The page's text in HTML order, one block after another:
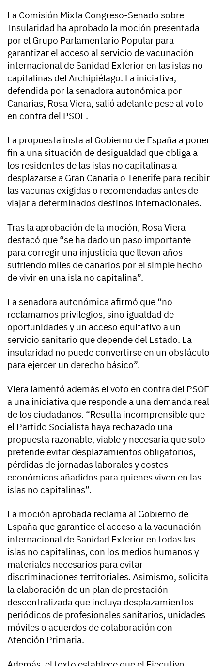
La Comisión Mixta Congreso-Senado sobre
Insularidad ha aprobado la moción presentada
por el Grupo Parlamentario Popular para
garantizar el acceso al servicio de vacunación
internacional de Sanidad Exterior en las islas no
capitalinas del Archipiélago. La iniciativa,
defendida por la senadora autonómica por
Canarias, Rosa Viera, salió adelante pese al voto
en contra del PSOE.
La propuesta insta al Gobierno de España a poner
fin a una situación de desigualdad que obliga a
los residentes de las islas no capitalinas a
desplazarse a Gran Canaria o Tenerife para recibir
las vacunas exigidas o recomendadas antes de
viajar a determinados destinos internacionales.
Tras la aprobación de la moción, Rosa Viera
destacó que “se ha dado un paso importante
para corregir una injusticia que llevan años
sufriendo miles de canarios por el simple hecho
de vivir en una isla no capitalina”.
La senadora autonómica afirmó que “no
reclamamos privilegios, sino igualdad de
oportunidades y un acceso equitativo a un
servicio sanitario que depende del Estado. La
insularidad no puede convertirse en un obstáculo
para ejercer un derecho básico”.
Viera lamentó además el voto en contra del PSOE
a una iniciativa que responde a una demanda real
de los ciudadanos. “Resulta incomprensible que
el Partido Socialista haya rechazado una
propuesta razonable, viable y necesaria que solo
pretende evitar desplazamientos obligatorios,
pérdidas de jornadas laborales y costes
económicos añadidos para quienes viven en las
islas no capitalinas”.
La moción aprobada reclama al Gobierno de
España que garantice el acceso a la vacunación
internacional de Sanidad Exterior en todas las
islas no capitalinas, con los medios humanos y
materiales necesarios para evitar
discriminaciones territoriales. Asimismo, solicita
la elaboración de un plan de prestación
descentralizada que incluya desplazamientos
periódicos de profesionales sanitarios, unidades
móviles o acuerdos de colaboración con
Atención Primaria.